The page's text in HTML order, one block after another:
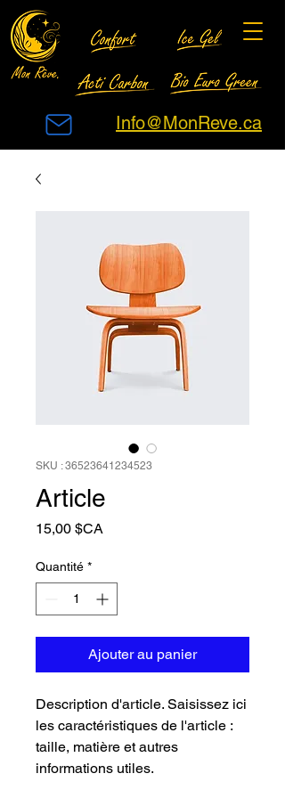
Info@MonReve.ca
SKU : 36523641234523
Article
15,00 $CA
Quantité *
Ajouter au panier
Description d'article. Saisissez ici
les caractéristiques de l'article :
taille, matière et autres
informations utiles.